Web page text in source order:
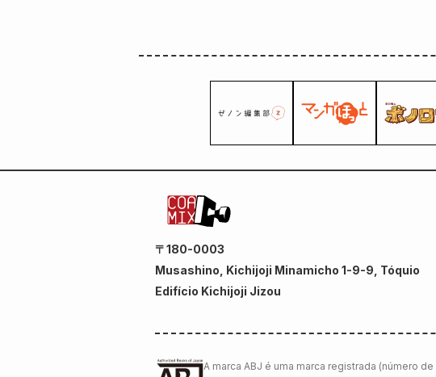
〒180-0003
Musashino, Kichijoji Minamicho 1-9-9, Tóquio
Edifício Kichijoji Jizou
A marca ABJ é uma marca registrada (número